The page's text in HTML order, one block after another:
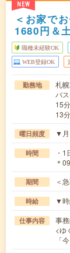
NEW
＜お家で
1680円＆
職種未経験OK
WEB登録OK
勤務地
札
バ
15
13
曜日頻度 ▼月
時間
・
＊
期間 ＜
時給 ▼時
仕事内容
事
<ゆ
「